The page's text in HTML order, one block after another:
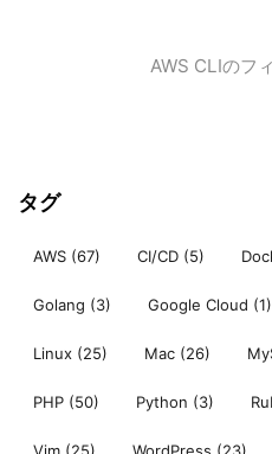
AWS CLIのフ
タグ
AWS (67) CI/CD (5)
Golang (3) Google Cloud (1)
Linux (25) Mac (26)
PHP (50) Python (3)